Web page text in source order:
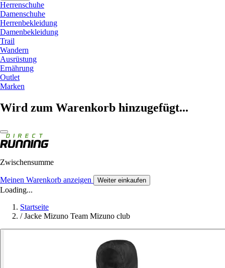
Herrenschuhe
Damenschuhe
Herrenbekleidung
Damenbekleidung
Trail
Wandern
Ausrüstung
Ernährung
Outlet
Marken
Wird zum Warenkorb hinzugefügt...
Zwischensumme
Meinen Warenkorb anzeigen Weiter einkaufen
Loading...
Startseite
/ Jacke Mizuno Team Mizuno club